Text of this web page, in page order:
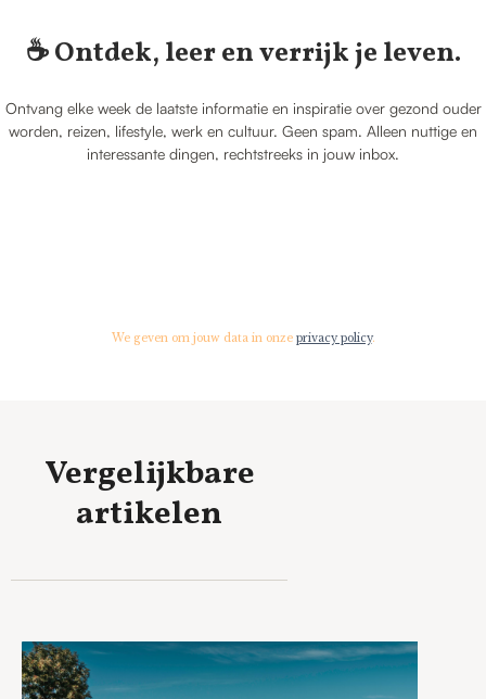
☕️ Ontdek, leer en verrijk je leven.
Ontvang elke week de laatste informatie en inspiratie over gezond ouder
worden, reizen, lifestyle, werk en cultuur. Geen spam. Alleen nuttige en
interessante dingen, rechtstreeks in jouw inbox.
We geven om jouw data in onze privacy policy.
Vergelijkbare
artikelen